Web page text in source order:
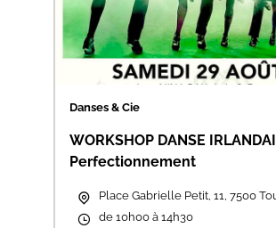
Danses & Cie
WORKSHOP DANSE
Perfectionnement
Place Gabrielle Petit, 11, 7500
de 10h00 à 14h30